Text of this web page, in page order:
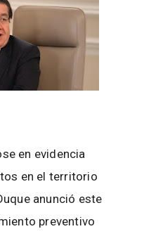
en evidencia
en el territorio
anunció este
preventivo